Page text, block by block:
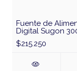
Fuente de
Digital Sugon
$215.250